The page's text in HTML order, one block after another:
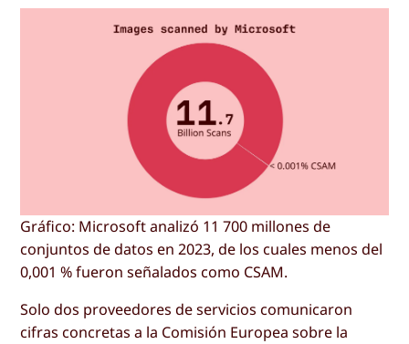
Gráfico: Microsoft analizó 11 700 millones de
conjuntos de datos en 2023, de los cuales menos del
0,001 % fueron señalados como CSAM.
Solo dos proveedores de servicios comunicaron
cifras concretas a la Comisión Europea sobre la